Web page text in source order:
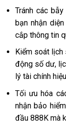
Tránh các
bạn nhận
cắp thông tin
Kiểm soát
động số dư,
lý tài chính
Tối ưu hóa
nhận bảo
đầu 888K mà